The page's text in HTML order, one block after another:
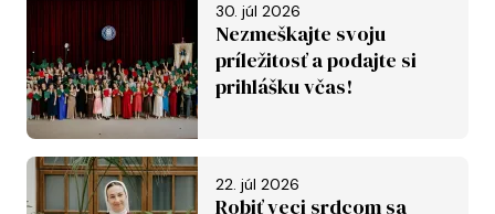
30. júl 2026
Nezmeškajte svoju
príležitosť a podajte si
prihlášku včas!
22. júl 2026
Robiť veci srdcom sa